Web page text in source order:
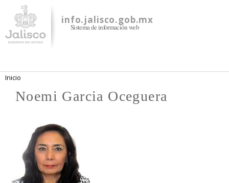
contenido
principal
info.jalisco.gob.mx
Sistema de información web
Se encuentra usted aquí
Inicio
Noemi Garcia Oceguera